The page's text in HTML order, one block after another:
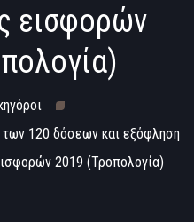
εισφορών
των 120 δόσεων και εξόφληση
2019 (Τροπολογία)